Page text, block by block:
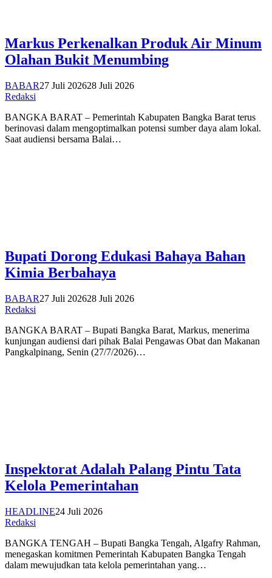
Markus Perkenalkan Produk Air Minum
Olahan Bukit Menumbing
BABAR27 Juli 202628 Juli 2026
Redaksi
BANGKA BARAT – Pemerintah Kabupaten Bangka Barat terus
berinovasi dalam mengoptimalkan potensi sumber daya alam lokal.
Saat audiensi bersama Balai…
Bupati Dorong Edukasi Bahaya Bahan
Kimia Berbahaya
BABAR27 Juli 202628 Juli 2026
Redaksi
BANGKA BARAT – Bupati Bangka Barat, Markus, menerima
kunjungan audiensi dari pihak Balai Pengawas Obat dan Makanan
Pangkalpinang, Senin (27/7/2026)…
Inspektorat Adalah Palang Pintu Tata
Kelola Pemerintahan
HEADLINE24 Juli 2026
Redaksi
BANGKA TENGAH – Bupati Bangka Tengah, Algafry Rahman,
menegaskan komitmen Pemerintah Kabupaten Bangka Tengah
dalam mewujudkan tata kelola pemerintahan yang…